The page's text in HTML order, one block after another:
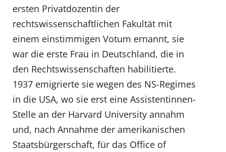
ersten Privatdozentin der
rechtswissenschaftlichen Fakultät mit
einem einstimmigen Votum ernannt, sie
war die erste Frau in Deutschland, die in
den Rechtswissenschaften habilitierte.
1937 emigrierte sie wegen des NS-Regimes
in die USA, wo sie erst eine Assistentinnen-
Stelle an der Harvard University annahm
und, nach Annahme der amerikanischen
Staatsbürgerschaft, für das Office of